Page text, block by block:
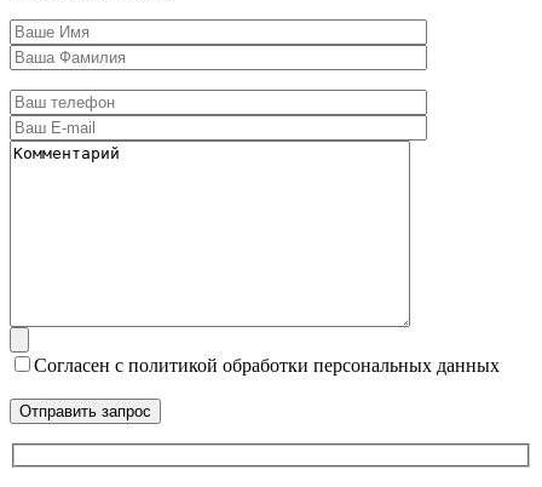
Согласен с политикой обработки персональных данных